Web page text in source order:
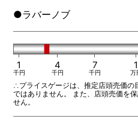
●ラバーノブ
1
千円
4
千円
7
千円
1
万
∴プライスゲージは、推定店頭売価の
ではありません。 また、店頭売価を
せん。